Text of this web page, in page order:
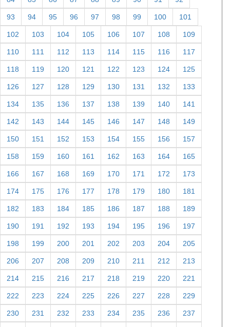
75 76 77 78 79 80 81 82 83
84 85 88 89 90 91
93 94 97 98 99 100 101
102 103 104 105 106 107 108 109
110 111 112 113 114 115 116 117
118 119 120 121 122 123 124 125
126 127 128 129 130 131 132 133
134 135 136 137 138 139 140 141
142 143 144 145 146 147 148 149
150 151 152 153 154 155 156 157
158 159 160 161 162 163 164 165
166 167 168 169 170 171 172 173
174 175 176 177 178 179 180 181
182 183 184 185 186 187 188 189
190 191 192 193 194 195 196 197
198 199 200 201 202 203 204 205
206 207 208 209 210 211 212 213
214 215 216 217 218 219 220 221